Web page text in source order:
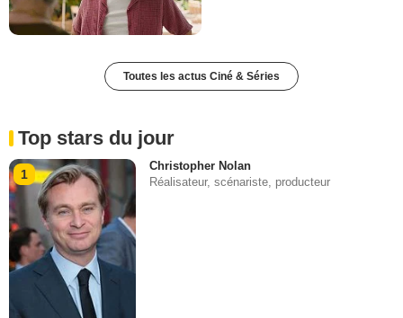
Toutes les actus Ciné & Séries
Top stars du jour
1
Christopher Nolan
Réalisateur, scénariste, producteur